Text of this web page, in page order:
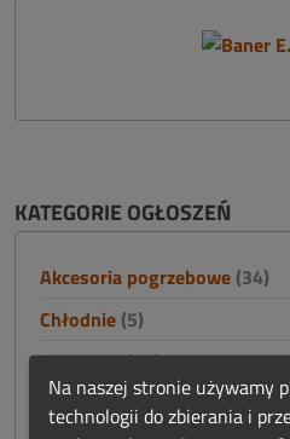
KATEGORIE OGŁOSZEŃ
Akcesoria pogrzebowe (34)
Chłodnie (5)
Karawany(48)
Konstrukcje stalowe(19)
Na naszej stronie używamy
technologii do zbierania i